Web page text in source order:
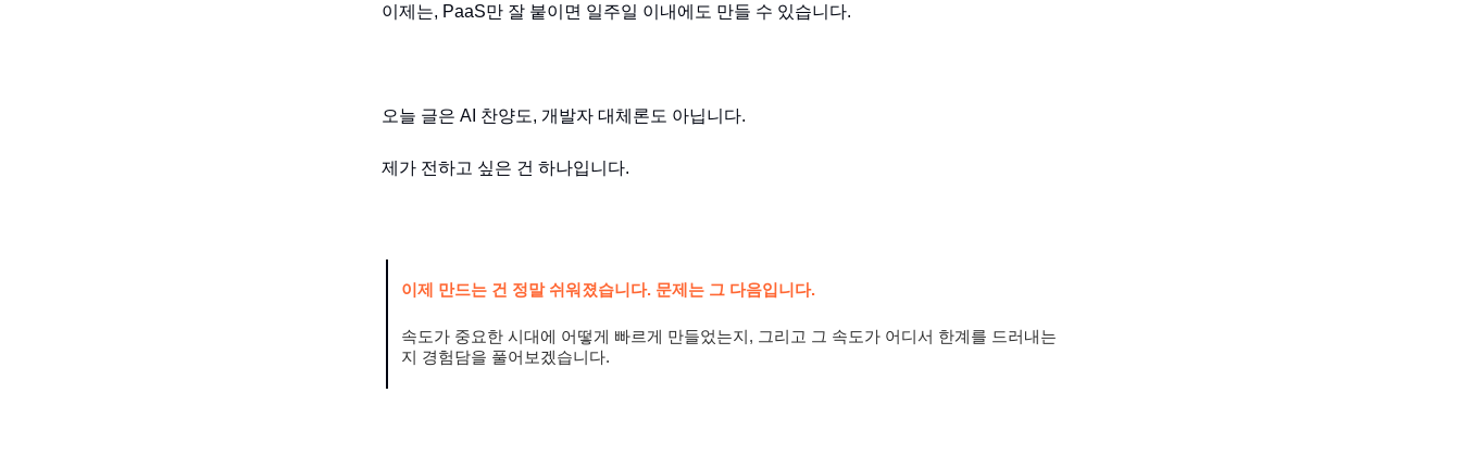
이제는, PaaS만 잘 붙이면 일주일 이내에도 만들 수 있습니다.
오늘 글은 AI 찬양도, 개발자 대체론도 아닙니다.
제가 전하고 싶은 건 하나입니다.
이제 만드는 건 정말 쉬워졌습니다. 문제는 그 다음입니다.
속도가 중요한 시대에 어떻게 빠르게 만들었는지, 그리고 그 속도가 어디서 한계를 드러내는
지 경험담을 풀어보겠습니다.